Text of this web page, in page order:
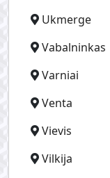
Ukmerge
Vabalninkas
Varniai
Venta
Vievis
Vilkija